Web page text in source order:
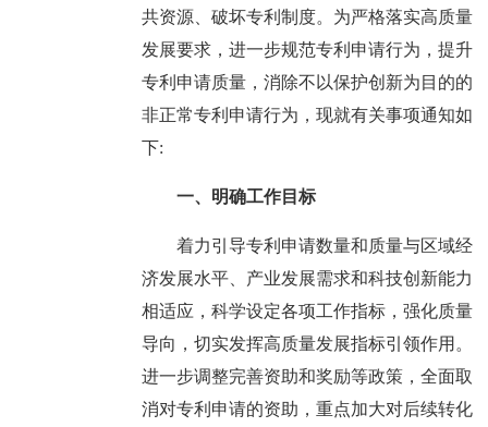
共资源、破坏专利制度。为严格落实高质量
发展要求，进一步规范专利申请行为，提升
专利申请质量，消除不以保护创新为目的的
非正常专利申请行为，现就有关事项通知如
下:
一、明确工作目标
着力引导专利申请数量和质量与区域经
济发展水平、产业发展需求和科技创新能力
相适应，科学设定各项工作指标，强化质量
导向，切实发挥高质量发展指标引领作用。
进一步调整完善资助和奖励等政策，全面取
消对专利申请的资助，重点加大对后续转化